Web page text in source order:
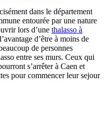
dans le département
entourée par une nature
lors d’une thalasso à
d’être à moins de
de personnes
entre ses murs. Ceux qui
s’arrêter à Caen et
pour commencer leur sejour